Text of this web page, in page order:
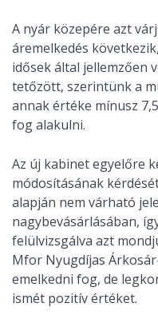
A nyár közepére azt
áremelkedés
idősek által jellemzően
tetőzött, szerintünk a
annak értéke mínusz
fog alakulni.
Az új kabinet egyelőre
módosításának
alapján nem várható
nagybevásárlásában,
felülvizsgálva azt
Mfor Nyugdíjas
emelkedni fog, de
ismét pozitív értéket.